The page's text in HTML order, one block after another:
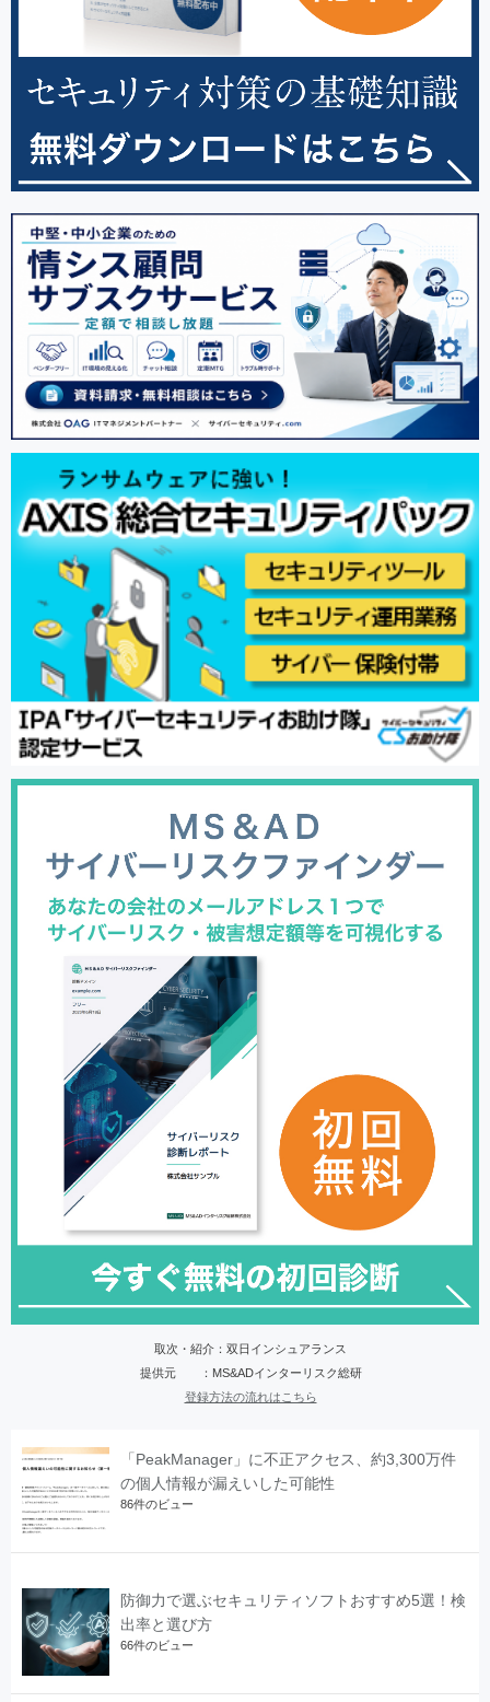
取次・紹介：双日インシュアランス
提供元 ：MS&ADインターリスク総研
登録方法の流れはこちら
「PeakManager」に不正アクセス、約3,300万件
の個人情報が漏えいした可能性
86件のビュー
防御力で選ぶセキュリティソフトおすすめ5選！検
出率と選び方
66件のビュー